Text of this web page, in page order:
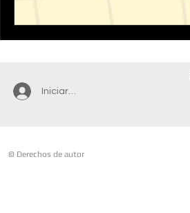
Iniciar sesión
© Derechos de autor